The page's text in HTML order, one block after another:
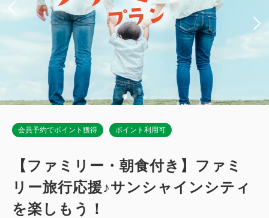
税・手数料込
会員価格 13,490
大人
室
税・手数料込
合計 14,200 円
詳細 今すぐ予約
会員予約でポイント獲得 ポイント利用可
【ファミリー・朝食付き】ファミ
リー旅行応援♪サンシャインシティ
を楽しもう！